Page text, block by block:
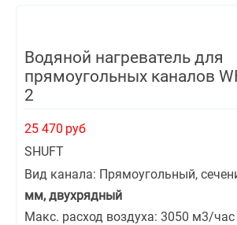
Водяной нагреватель для
прямоугольных каналов
2
25 470 руб
SHUFT
Вид канала: Прямоугольный,
мм, двухрядный
Макс. расход воздуха: 3050 м3/час